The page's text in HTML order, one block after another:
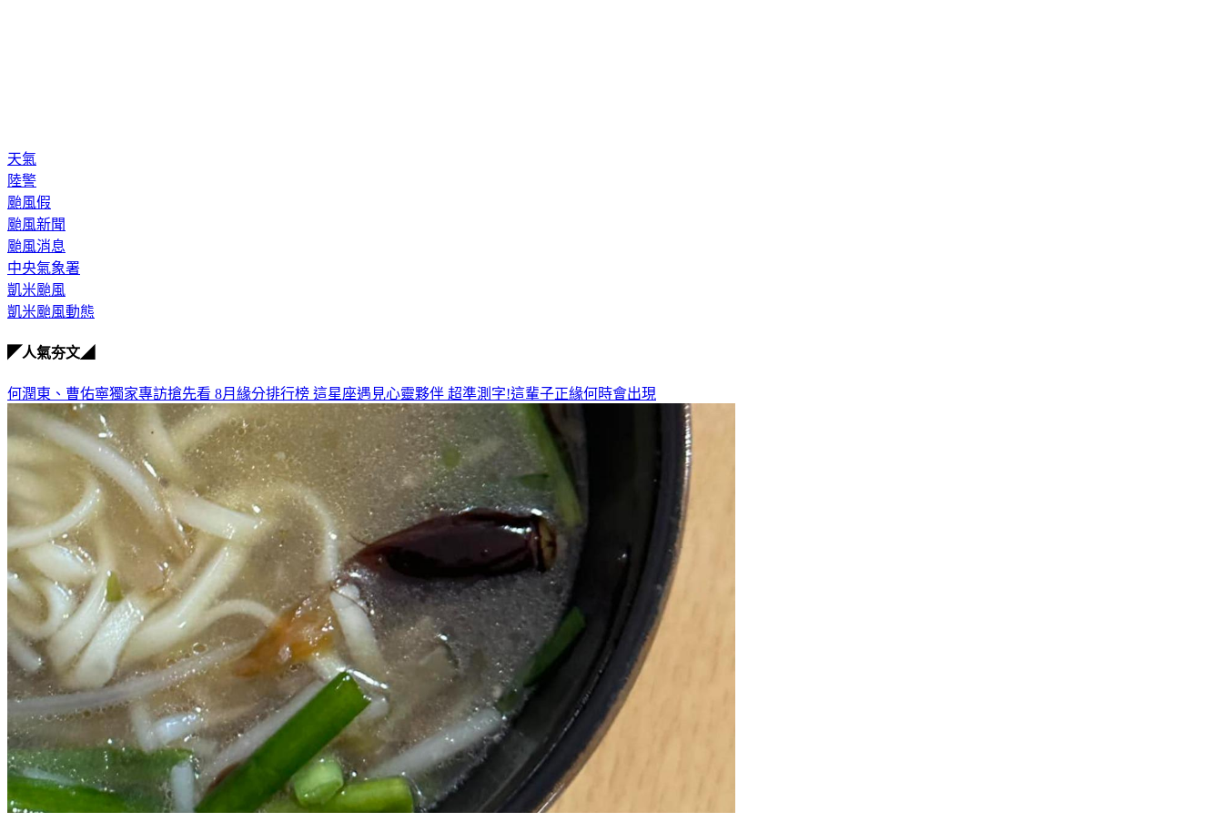
天氣
陸警
颱風假
颱風新聞
颱風消息
中央氣象署
凱米颱風
凱米颱風動態
◤人氣夯文◢
何潤東、曹佑寧獨家專訪搶先看 8月緣分排行榜 這星座遇見心靈夥伴 超準測字!這輩子正緣何時會出現